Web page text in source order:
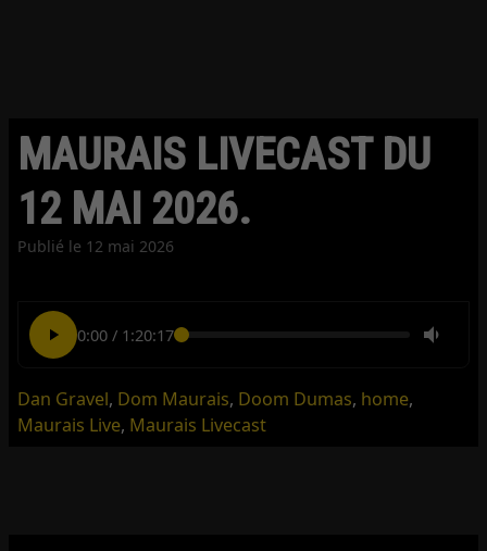
MAURAIS LIVECAST DU
12 MAI 2026.
Publié le 12 mai 2026
0:00/ 1:20:17
Dan Gravel, Dom Maurais, Doom Dumas, home,
Maurais Live, Maurais Livecast